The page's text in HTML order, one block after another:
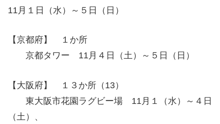
11月１日（水）～５日（日）
【京都府】 １か所
京都タワー 11月４日（土）～５日（日）
【大阪府】 １３か所（13）
東大阪市花園ラグビー場 11月１（水）～４日
（土）、